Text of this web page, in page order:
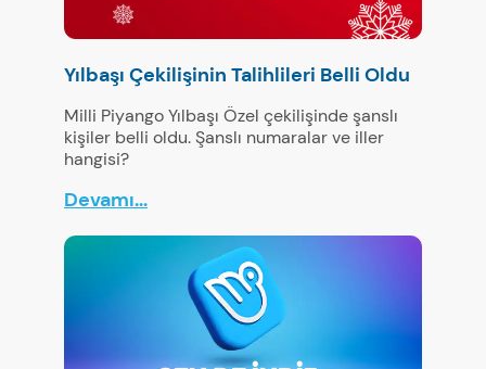
Yılbaşı Çekilişinin Talihlileri Belli Oldu
Milli Piyango Yılbaşı Özel çekilişinde şanslı
kişiler belli oldu. Şanslı numaralar ve iller
hangisi?
Devamı...